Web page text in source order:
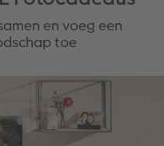
en voeg een
toe